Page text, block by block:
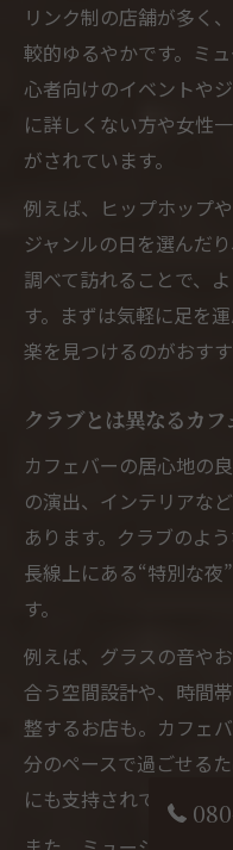
リンク制の店舗が多く
較的ゆるやかです。ミ
心者向けのイベントや
に詳しくない方や女性
がされています。
例えば、ヒップホップ
ジャンルの日を選んだ
調べて訪れることで、
す。まずは気軽に足を
楽を見つけるのがおすす
クラブとは異なるカ
カフェバーの居心地の
の演出、インテリアな
あります。クラブのよ
長線上にある“特別な夜
す。
例えば、グラスの音や
合う空間設計や、時間
整するお店も。カフェ
分のペースで過ごせる
にも支持されています。